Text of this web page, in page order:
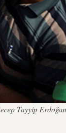
Tayyip